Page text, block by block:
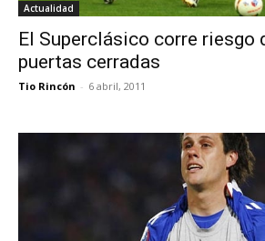
Actualidad
El Superclásico corre riesgo
puertas cerradas
Tio Rincón - 6 abril, 2011